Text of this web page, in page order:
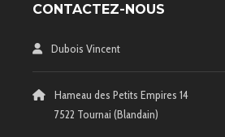
CONTACTEZ-NOUS
Dubois Vincent
Hameau des Petits Empires 14
7522 Tournai (Blandain)